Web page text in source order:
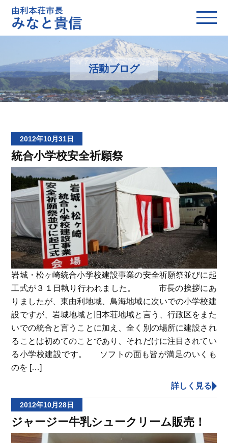
活動ブログ
2012年10月31日
統合小学校安全祈願祭
岩城・松ヶ崎統合小学校建設事業の安全祈願祭並びに起
工式が３１日執り行われました。 市長の挨拶にあ
りましたが、東由利地域、鳥海地域に次いでの小学校建
設ですが、岩城地域と旧本荘地域と言う、行政区をまた
いでの統合と言うことに加え、全く別の場所に建設され
ることは初めてのことであり、それだけに注目されてい
る小学校建設です。 ソフトの面も皆が満足のいくも
のを […]
詳しく見る
2012年10月28日
ジャージー牛乳シュークリーム販売！